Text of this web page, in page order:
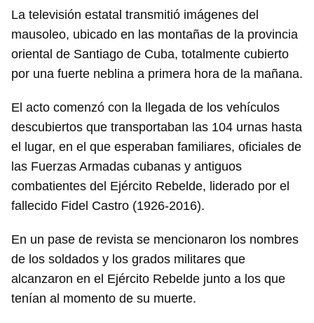
La televisión estatal transmitió imágenes del
mausoleo, ubicado en las montañas de la provincia
oriental de Santiago de Cuba, totalmente cubierto
por una fuerte neblina a primera hora de la mañana.
El acto comenzó con la llegada de los vehículos
descubiertos que transportaban las 104 urnas hasta
el lugar, en el que esperaban familiares, oficiales de
las Fuerzas Armadas cubanas y antiguos
combatientes del Ejército Rebelde, liderado por el
fallecido Fidel Castro (1926-2016).
En un pase de revista se mencionaron los nombres
de los soldados y los grados militares que
alcanzaron en el Ejército Rebelde junto a los que
tenían al momento de su muerte.